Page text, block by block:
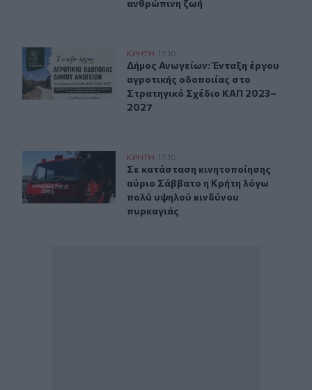
ανθρώπινη ζωή
Δήμος Ανωγείων: Ένταξη έργου αγροτικής οδοποιίας
ΚΡΗΤΗ 17:10
Δήμος Ανωγείων: Ένταξη έργου
Δήμος Ανωγείων: Ένταξη έργου
αγροτικής οδοποιίας στο
Στρατηγικό Σχέδιο ΚΑΠ 2023–
2027
Σε κατάσταση κινητοποίησης αύριο Σάββατο η Κρήτη
ΚΡΗΤΗ 17:10
Σε κατάσταση κινητοποίησης
Σε κατάσταση κινητοποίησης
αύριο Σάββατο η Κρήτη λόγω
πολύ υψηλού κινδύνου
πυρκαγιάς